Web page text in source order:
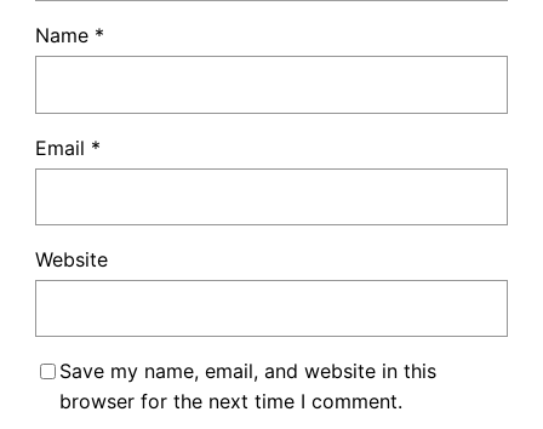
Name *
Email *
Website
Save my name, email, and website in this
browser for the next time I comment.